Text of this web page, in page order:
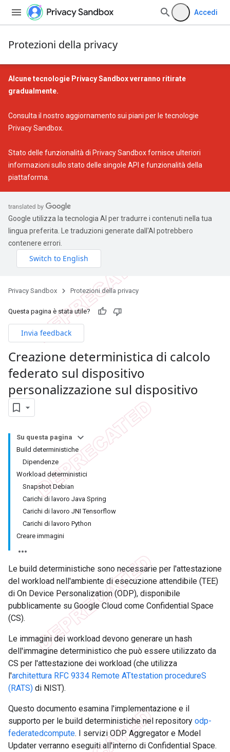
Accedi
Protezioni della privacy
Alcune tecnologie Privacy Sandbox verranno ritirate
gradualmente.
Consulta il nostro aggiornamento sui piani per le tecnologie
Privacy Sandbox
Stato delle funzionalità di Privacy Sandboxfornisce ulteriori
informazioni sullo stato delle singole API e funzionalità della
piattaforma.
Google utilizza la tecnologia AI per tradurre i contenuti nella tua
lingua preferita. Le traduzioni generate dall'AI potrebbero
contenere errori.
Privacy Sandbox Protezioni della privacy
Questa pagina è stata utile?
Invia feedback
Creazione deterministica di calcolo
federato sul dispositivo
personalizzazione sul dispositivo
Su questa pagina
Build deterministiche
Dipendenze
Workload deterministici
Snapshot Debian
Carichi di lavoro Java Spring
Carichi di lavoro JNI Tensorflow
Carichi di lavoro Python
Creare immagini
Le build deterministiche sono necessarie per l'attestazione
del workload nell'ambiente di esecuzione attendibile (TEE)
di On Device Personalization (ODP), disponibile
pubblicamente su Google Cloud come Confidential Space
(CS).
Le immagini dei workload devono generare un hash
dell'immagine deterministico che può essere utilizzato da
CS per l'attestazione dei workload (che utilizza
l'architettura RFC 9334 Remote ATtestation procedureS
(RATS) di NIST).
Questo documento esamina l'implementazione e il
supporto per le build deterministiche nel repository odp-
federatedcompute. I servizi ODP Aggregator e Model
Updater verranno eseguiti all'interno di Confidential Space.